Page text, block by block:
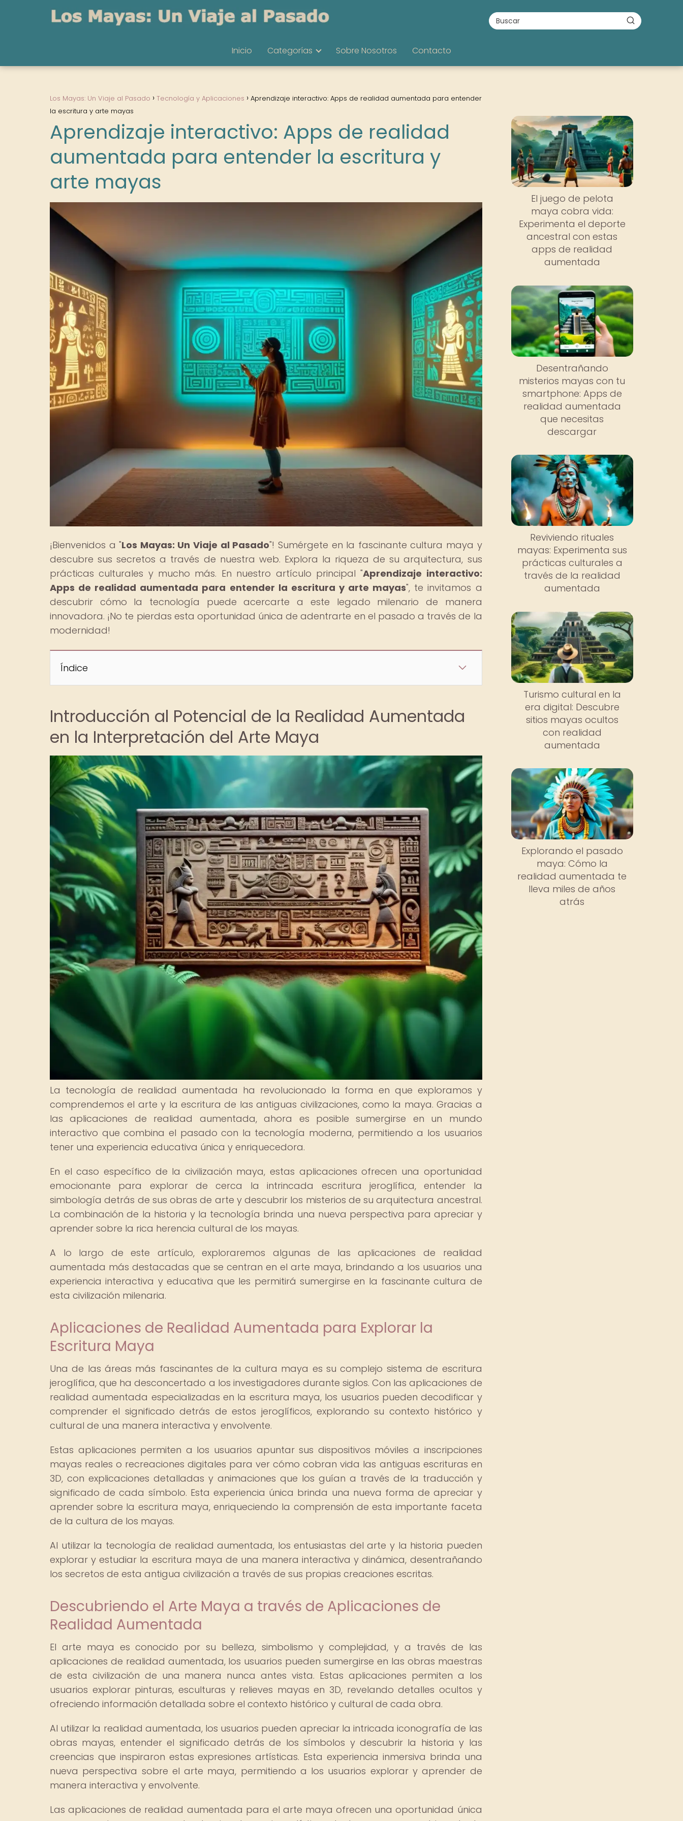
Inicio Categorías Sobre Nosotros Contacto
Los Mayas: Un Viaje al Pasado Tecnología y Aplicaciones
Aprendizaje interactivo: Apps de realidad aumentada para entender
la escritura y arte mayas
Aprendizaje interactivo: Apps de realidad
aumentada para entender la escritura y
arte mayas
¡Bienvenidos a "Los Mayas: Un Viaje al Pasado"! Sumérgete en la fascinante cultura maya y
descubre sus secretos a través de nuestra web. Explora la riqueza de su arquitectura, sus
prácticas culturales y mucho más. En nuestro artículo principal "Aprendizaje interactivo:
Apps de realidad aumentada para entender la escritura y arte mayas", te invitamos a
descubrir cómo la tecnología puede acercarte a este legado milenario de manera
innovadora. ¡No te pierdas esta oportunidad única de adentrarte en el pasado a través de la
modernidad!
Índice
Introducción al Potencial de la Realidad Aumentada
en la Interpretación del Arte Maya
La tecnología de realidad aumentada ha revolucionado la forma en que exploramos y
comprendemos el arte y la escritura de las antiguas civilizaciones, como la maya. Gracias a
las aplicaciones de realidad aumentada, ahora es posible sumergirse en un mundo
interactivo que combina el pasado con la tecnología moderna, permitiendo a los usuarios
tener una experiencia educativa única y enriquecedora.
En el caso específico de la civilización maya, estas aplicaciones ofrecen una oportunidad
emocionante para explorar de cerca la intrincada escritura jeroglífica, entender la
simbología detrás de sus obras de arte y descubrir los misterios de su arquitectura ancestral.
La combinación de la historia y la tecnología brinda una nueva perspectiva para apreciar y
aprender sobre la rica herencia cultural de los mayas.
A lo largo de este artículo, exploraremos algunas de las aplicaciones de realidad
aumentada más destacadas que se centran en el arte maya, brindando a los usuarios una
experiencia interactiva y educativa que les permitirá sumergirse en la fascinante cultura de
esta civilización milenaria.
Aplicaciones de Realidad Aumentada para Explorar la
Escritura Maya
Una de las áreas más fascinantes de la cultura maya es su complejo sistema de escritura
jeroglífica, que ha desconcertado a los investigadores durante siglos. Con las aplicaciones de
realidad aumentada especializadas en la escritura maya, los usuarios pueden decodificar y
comprender el significado detrás de estos jeroglíficos, explorando su contexto histórico y
cultural de una manera interactiva y envolvente.
Estas aplicaciones permiten a los usuarios apuntar sus dispositivos móviles a inscripciones
mayas reales o recreaciones digitales para ver cómo cobran vida las antiguas escrituras en
3D, con explicaciones detalladas y animaciones que los guían a través de la traducción y
significado de cada símbolo. Esta experiencia única brinda una nueva forma de apreciar y
aprender sobre la escritura maya, enriqueciendo la comprensión de esta importante faceta
de la cultura de los mayas.
Al utilizar la tecnología de realidad aumentada, los entusiastas del arte y la historia pueden
explorar y estudiar la escritura maya de una manera interactiva y dinámica, desentrañando
los secretos de esta antigua civilización a través de sus propias creaciones escritas.
Descubriendo el Arte Maya a través de Aplicaciones de
Realidad Aumentada
El arte maya es conocido por su belleza, simbolismo y complejidad, y a través de las
aplicaciones de realidad aumentada, los usuarios pueden sumergirse en las obras maestras
de esta civilización de una manera nunca antes vista. Estas aplicaciones permiten a los
usuarios explorar pinturas, esculturas y relieves mayas en 3D, revelando detalles ocultos y
ofreciendo información detallada sobre el contexto histórico y cultural de cada obra.
Al utilizar la realidad aumentada, los usuarios pueden apreciar la intricada iconografía de las
obras mayas, entender el significado detrás de los símbolos y descubrir la historia y las
creencias que inspiraron estas expresiones artísticas. Esta experiencia inmersiva brinda una
nueva perspectiva sobre el arte maya, permitiendo a los usuarios explorar y aprender de
manera interactiva y envolvente.
Las aplicaciones de realidad aumentada para el arte maya ofrecen una oportunidad única
El juego de pelota
maya cobra vida:
Experimenta el deporte
ancestral con estas
apps de realidad
aumentada
Desentrañando
misterios mayas con tu
smartphone: Apps de
realidad aumentada
que necesitas
descargar
Reviviendo rituales
mayas: Experimenta sus
prácticas culturales a
través de la realidad
aumentada
Turismo cultural en la
era digital: Descubre
sitios mayas ocultos
con realidad
aumentada
Explorando el pasado
maya: Cómo la
realidad aumentada te
lleva miles de años
atrás